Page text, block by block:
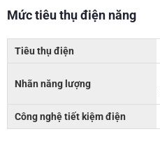
Mức tiêu thụ điện năng
Tiêu thụ điện
Nhãn năng lượng
Công nghệ tiết kiệm điện